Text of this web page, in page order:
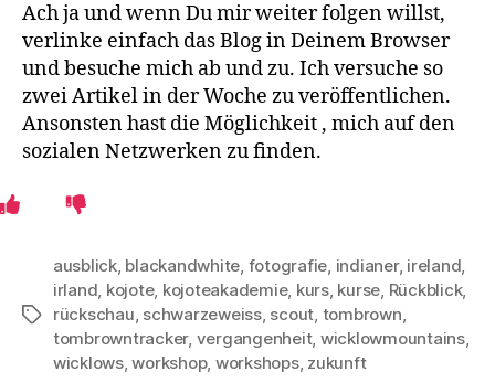
Ach ja und wenn Du mir weiter folgen willst,
verlinke einfach das Blog in Deinem Browser
und besuche mich ab und zu. Ich versuche so
zwei Artikel in der Woche zu veröffentlichen.
Ansonsten hast die Möglichkeit , mich auf den
sozialen Netzwerken zu finden.
Schlagwörter
ausblick, blackandwhite fotografie indianer, ireland
irland kojote, kojoteakademie, kurs, kurse Rückblick,
rückschau schwarzeweiss, scout tombrown
tombrowntracker, vergangenheit, wicklowmountains,
wicklows,workshop, workshops, zukunft